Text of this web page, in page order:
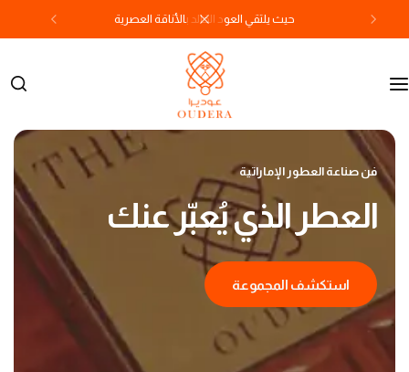
حيث يلتقي العود الخالد بالأناقة العصرية
فن صناعة العطور الإماراتية
العطر الذي يُعبّر عنك
استكشف المجموعة